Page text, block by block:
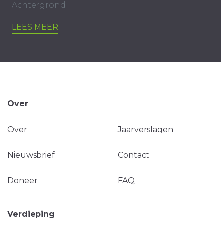
Achtergrond
LEES MEER
Over
Over Jaarverslagen
Nieuwsbrief Contact
Doneer FAQ
Verdieping